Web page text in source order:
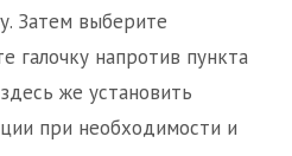
Затем выберите
галочку напротив пункта
же установить
при необходимости и